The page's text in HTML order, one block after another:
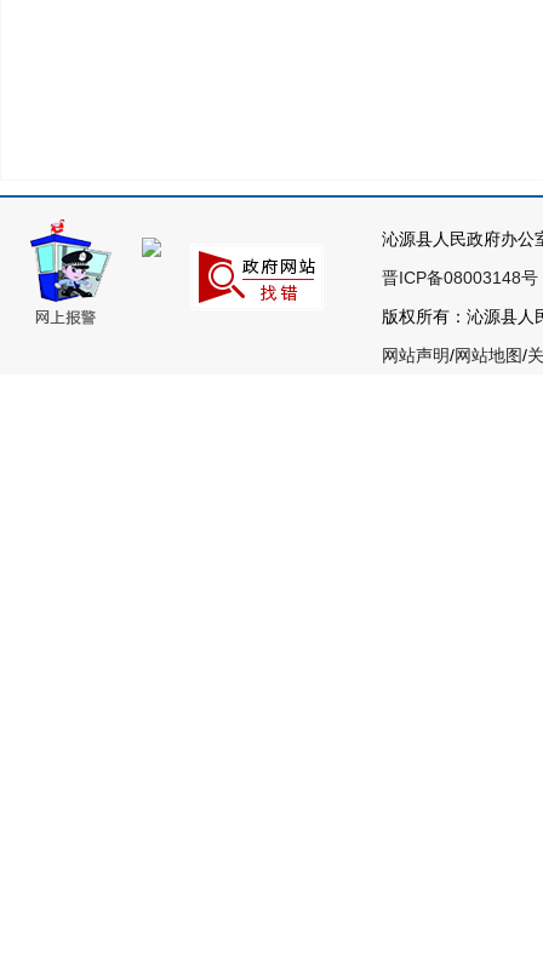
沁源县人民政府办
晋ICP备08003148号
版权所有：沁源县
网站声明/网站地图/